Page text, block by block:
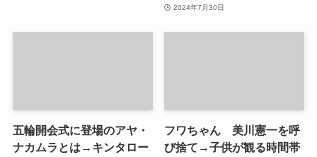
2024年7月30日
五輪開会式に登場のアヤ・
ナカムラとは→キンタロー
フワちゃん 美川憲一を呼
び捨て→子供が観る時間帯